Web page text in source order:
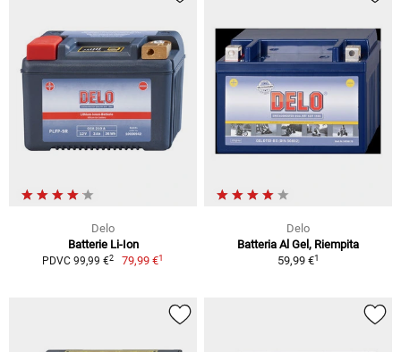
Delo
Batterie Li-Ion
PDVC 99,99 €2 79,99 €1
Delo
Batteria Al Gel, Riempita
59,99 €1